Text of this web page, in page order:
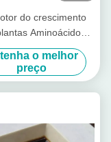
do crescimento
Aminoácidos
Ca-Mg Fertilizante
líquido especial
árvores frutíferas
o melhor
preço